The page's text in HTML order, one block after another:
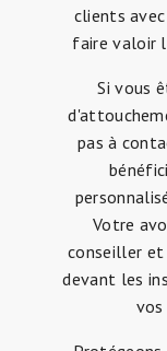
clients
faire valoir
Si vous
pas à
Votre
conseiller et
devant les